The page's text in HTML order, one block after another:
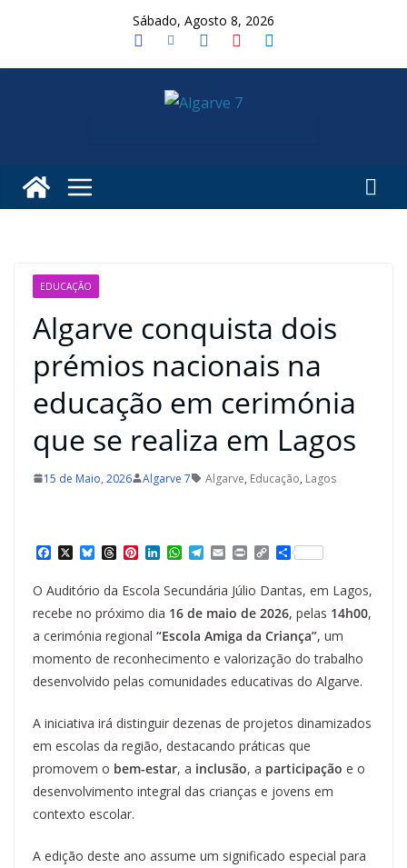
Sábado, Agosto 8, 2026
EDUCAÇÃO
Algarve conquista dois
prémios nacionais na
educação em cerimónia
que se realiza em Lagos
15 de Maio, 2026 Algarve 7 Algarve, Educação, Lagos
a
c
e
b
o
o
k
X B
e
s
k
y
T
h
e
a
d
s
P
t
e
r
e
s
t
L
n
k
e
d
I
n
W
h
t
s
A
p
p
T
e
l
e
g
r
a
m
E
m
a
i
l
P
n
t
C
o
y
L
i
n
k
S
h
r
e
O Auditório da Escola Secundária Júlio Dantas, em Lagos,
recebe no próximo dia 16 de maio de 2026, pelas 14h00,
a cerimónia regional “Escola Amiga da Criança”, um
momento de reconhecimento e valorização do trabalho
desenvolvido pelas comunidades educativas do Algarve.
A iniciativa irá distinguir dezenas de projetos dinamizados
em escolas da região, destacando práticas que
promovem o bem-estar, a inclusão, a participação e o
desenvolvimento integral das crianças e jovens em
contexto escolar.
A edição deste ano assume um significado especial para